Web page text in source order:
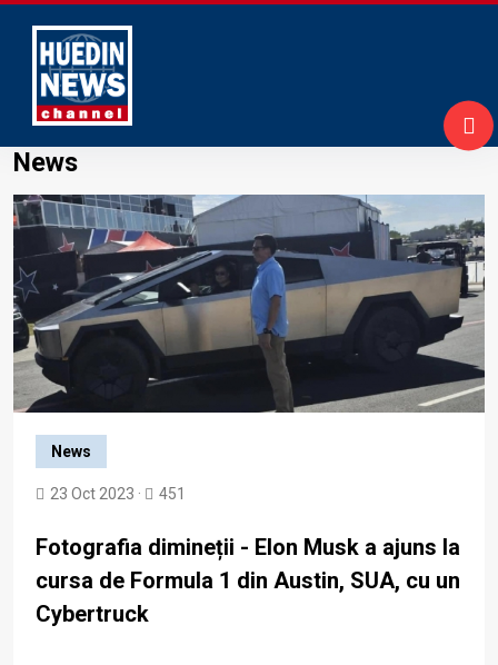
News
News
23 Oct 2023 · 451
Fotografia dimineții - Elon Musk a ajuns la
cursa de Formula 1 din Austin, SUA, cu un
Cybertruck